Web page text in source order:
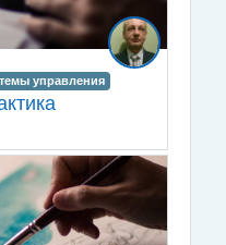
управления